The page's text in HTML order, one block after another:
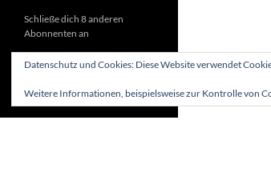
Schließe dich 8 anderen
Abonnenten an
Datenschutz und Cookies: Diese Website verwendet
Weitere Informationen, beispielsweise zur Kontrolle von